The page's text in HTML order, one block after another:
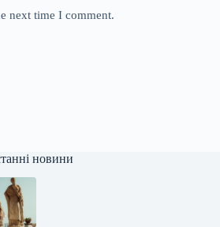
next time I comment.
новини